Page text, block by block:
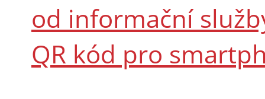
od informační
QR kód pro